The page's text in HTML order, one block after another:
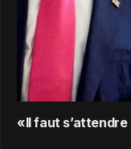
«Il faut